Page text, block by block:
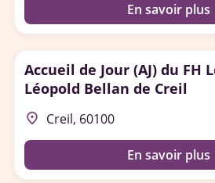
En savoir plus
Accueil de Jour (AJ) du FH
Léopold Bellan de Creil
place Creil, 60100
En savoir plus